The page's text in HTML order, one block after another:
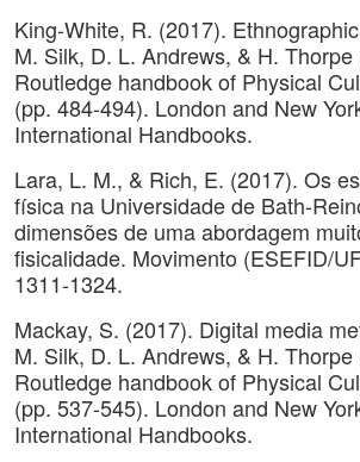
King-White, R. (2017).
M. Silk, D. L. Andrews, & H. Thorpe
Routledge handbook of Physical
(pp. 484-494). London and New
International Handbooks.
Lara, L. M., & Rich, E. (2017). Os
física na Universidade de Bath-
dimensões de uma abordagem
fisicalidade. Movimento (ESEFID/
1311-1324.
Mackay, S. (2017). Digital media
M. Silk, D. L. Andrews, & H. Thorpe
Routledge handbook of Physical
(pp. 537-545). London and New
International Handbooks.